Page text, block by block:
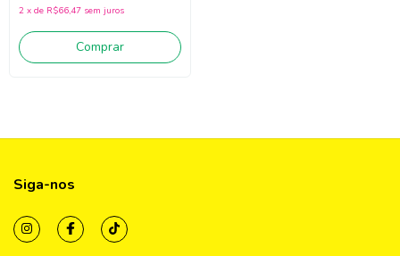
2 x de R$66,47 sem juros
Comprar
Siga-nos